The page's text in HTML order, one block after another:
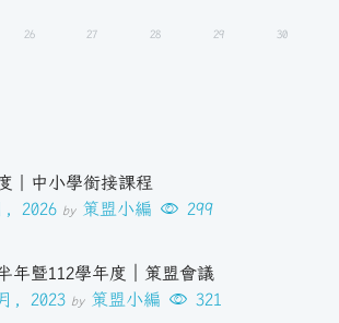
26 27 28 29 30
｜中小學銜接課程
2026 by 策盟小編 299
年暨112學年度｜策盟會議
, 2023 by 策盟小編 321